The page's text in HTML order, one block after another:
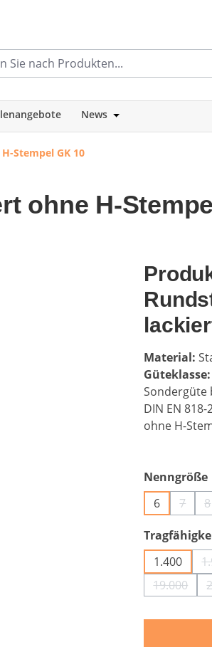
News Öffne oder
Stempel GK 10
ohne H-
Material:
Güteklasse:
Sondergüte
DIN EN 818-
ohne H-
Nenngröße
6
7 8
1.400
19.000
(Diese